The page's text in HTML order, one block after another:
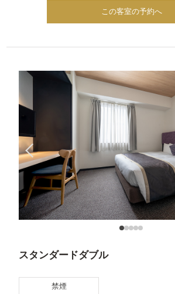
この客室の予約へ
スタンダードダブル
禁煙